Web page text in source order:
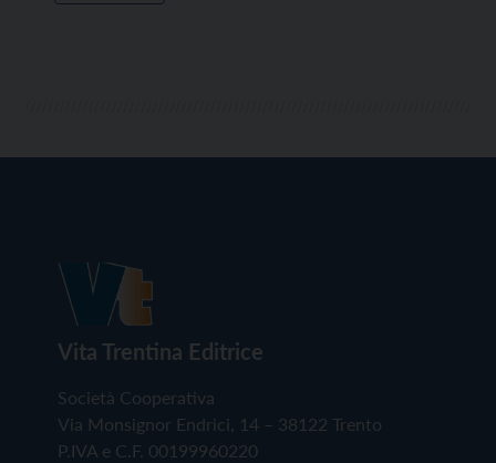
Vita Trentina Editrice
Società Cooperativa
Via Monsignor Endrici, 14 – 38122 Trento
P.IVA e C.F. 00199960220